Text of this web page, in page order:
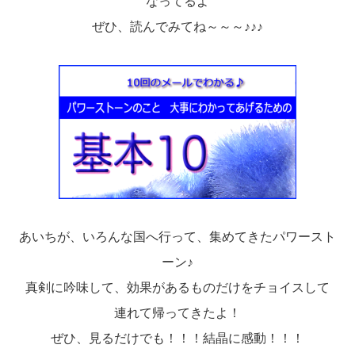
ぜひ、読んでみてね～～～♪♪♪
あいちが、いろんな国へ行って、集めてきたパワースト
ーン♪
真剣に吟味して、効果があるものだけをチョイスして
連れて帰ってきたよ！
ぜひ、見るだけでも！！！結晶に感動！！！